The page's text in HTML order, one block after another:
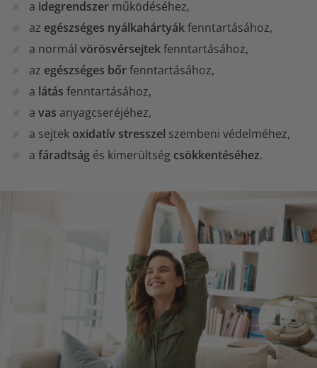
a idegrendszer működéséhez,
az egészséges nyálkahártyákfenntartásához,
a normál vörösvérsejtekfenntartásához,
az egészséges bőrfenntartásához,
a látás fenntartásához,
a vas anyagcseréjéhez,
a sejtek oxidatív stresszel szembeni védelméhez,
a fáradtság és kimerültség csökkentéséhez.